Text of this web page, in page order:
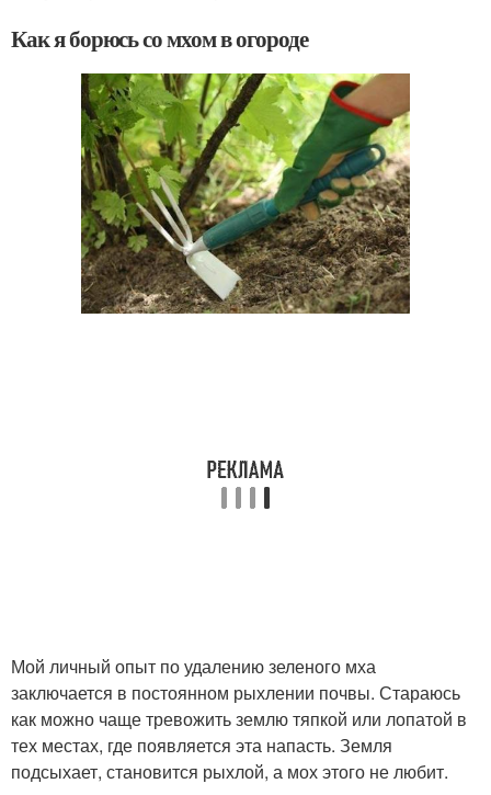
Как я борюсь со мхом в огороде
Мой личный опыт по удалению зеленого мха
заключается в постоянном рыхлении почвы. Стараюсь
как можно чаще тревожить землю тяпкой или лопатой в
тех местах, где появляется эта напасть. Земля
подсыхает, становится рыхлой, а мох этого не любит.